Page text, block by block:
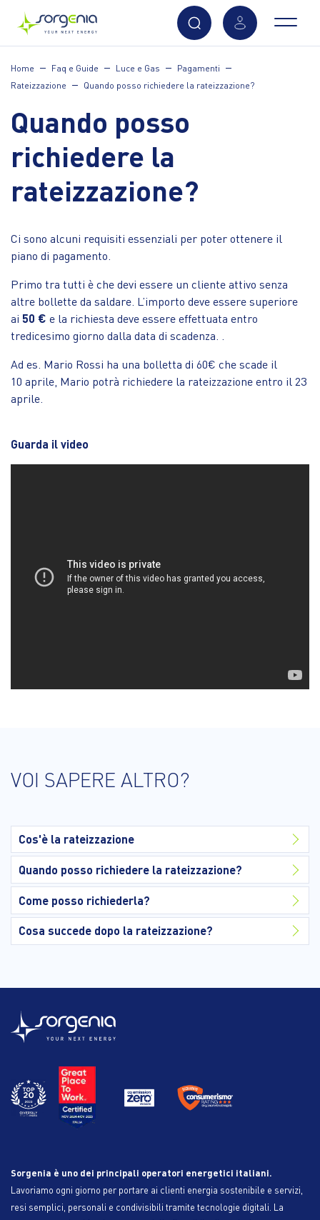
contenuto
Home Faq e Guide Luce e Gas
Pagamenti
Rateizzazione
Quando posso richiedere la rateizzazione?
Quando posso
richiedere la
rateizzazione?
Ci sono alcuni requisiti essenziali per poter ottenere il
piano di pagamento.
Primo tra tutti è che devi essere un cliente attivo senza
altre bollette da saldare. L’importo deve essere superiore
ai 50 € e la richiesta deve essere effettuata entro
tredicesimo giorno dalla data di scadenza. .
Ad es. Mario Rossi ha una bolletta di 60€ che scade il
10 aprile, Mario potrà richiedere la rateizzazione entro il 23
aprile.
Guarda il video
VOI SAPERE ALTRO?
Cos'è la rateizzazione
Quando posso richiedere la rateizzazione?
Come posso richiederla?
Cosa succede dopo la rateizzazione?
Sorgenia è uno dei principali operatori energetici italiani.
Lavoriamo ogni giorno per portare ai clienti energia sostenibile e servizi,
resi semplici, personali e condivisibili tramite tecnologie digitali. La